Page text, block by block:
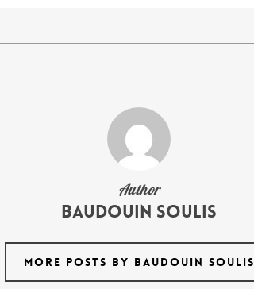
Author
Baudouin Soulis
MORE POSTS BY BAUDOUIN SOULIS